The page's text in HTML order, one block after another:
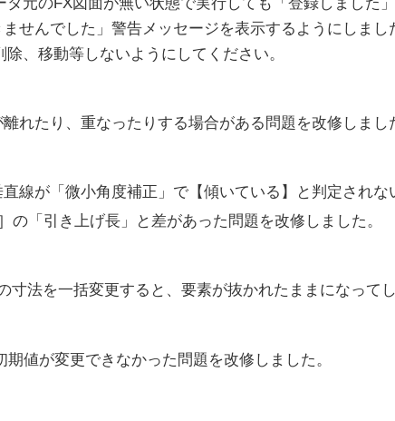
せんでした」警告メッセージを表示するようにしまし
、移動等しないようにしてください。
れたり、重なったりする場合がある問題を改修しまし
線が「微小角度補正」で【傾いている】と判定されな
「引き上げ長」と差があった問題を改修しました。
法を一括変更すると、要素が抜かれたままになって
値が変更できなかった問題を改修しました。